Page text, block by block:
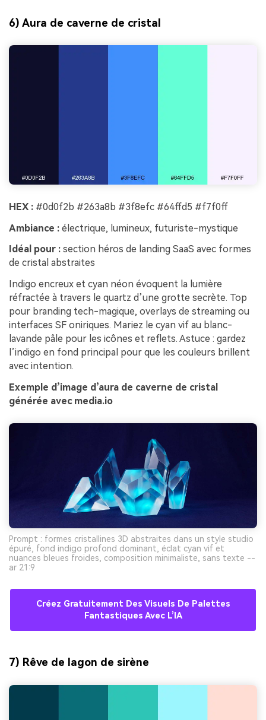
6) Aura de caverne de cristal
HEX : #0d0f2b #263a8b #3f8efc #64ffd5 #f7f0ff
Ambiance : électrique, lumineux, futuriste-mystique
Idéal pour : section héros de landing SaaS avec formes
de cristal abstraites
Indigo encreux et cyan néon évoquent la lumière
réfractée à travers le quartz d’une grotte secrète. Top
pour branding tech-magique, overlays de streaming ou
interfaces SF oniriques. Mariez le cyan vif au blanc-
lavande pâle pour les icônes et reflets. Astuce : gardez
l’indigo en fond principal pour que les couleurs brillent
avec intention.
Exemple d’image d’aura de caverne de cristal
générée avec media.io
Prompt : formes cristallines 3D abstraites dans un style studio
épuré, fond indigo profond dominant, éclat cyan vif et
nuances bleues froides, composition minimaliste, sans texte --
ar 21:9
Créez Gratuitement Des Visuels De Palettes
Fantastiques Avec L’IA
7) Rêve de lagon de sirène